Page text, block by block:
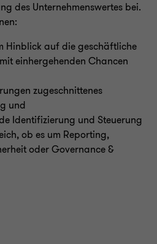
des Unternehmenswertes bei.
Hinblick auf die geschäftliche
einhergehenden Chancen
zugeschnittenes
und
Identifizierung und Steuerung
ob es um Reporting,
oder Governance &